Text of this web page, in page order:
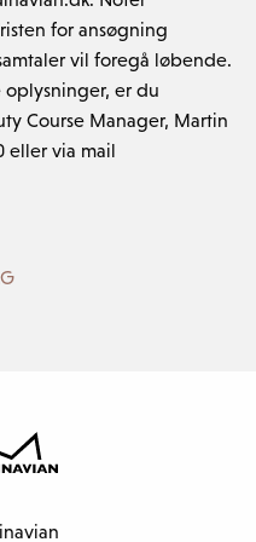
for ansøgning
vil foregå løbende.
er du
Course Manager, Martin
eller via mail